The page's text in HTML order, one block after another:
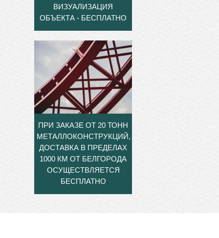
ВИЗУАЛИЗАЦИЯ
ОБЪЕКТА - БЕСПЛАТНО
ПРИ ЗАКАЗЕ ОТ 20 ТОНН
МЕТАЛЛОКОНСТРУКЦИЙ,
ДОСТАВКА В ПРЕДЕЛАХ
1000 КМ ОТ БЕЛГОРОДА
ОСУЩЕСТВЛЯЕТСЯ
БЕСПЛАТНО